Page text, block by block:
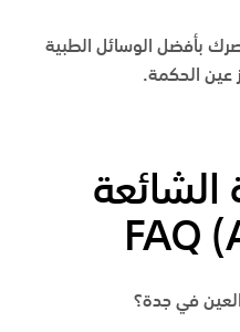
بأفضل الوسائل الطبية
عين الحكمة.
FAQ
في جدة؟